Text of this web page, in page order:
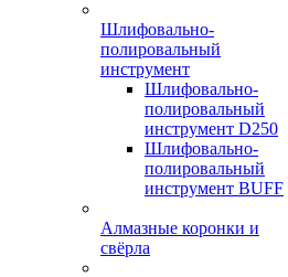
Шлифовально-
полировальный
инструмент
Шлифовально-
полировальный
инструмент D250
Шлифовально-
полировальный
инструмент BUFF
Алмазные коронки и
свёрла